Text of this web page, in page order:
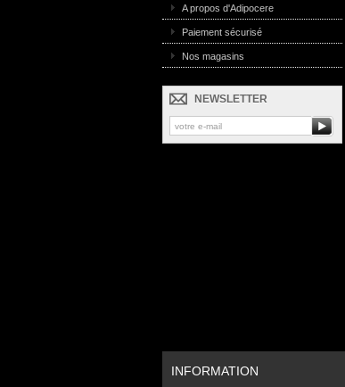
A propos d'Adipocere
Paiement sécurisé
Nos magasins
NEWSLETTER
INFORMATION